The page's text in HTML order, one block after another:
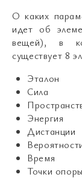
О каких
идет об
вещей), в
существует 8
Эталон
Сила
Энергия
Дистанции
Время
Точки опоры